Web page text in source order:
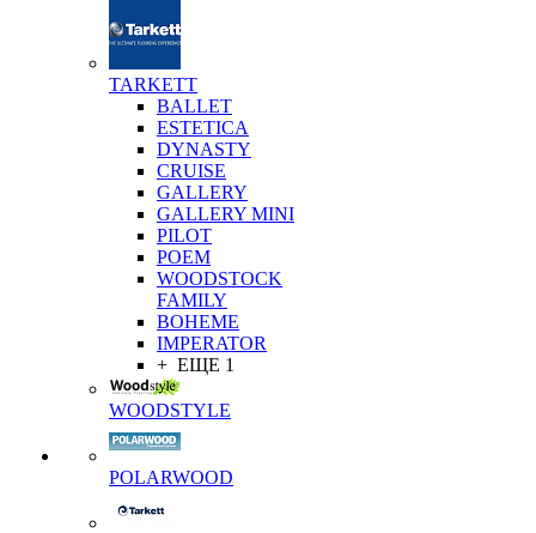
TARKETT
BALLET
ESTETICA
DYNASTY
CRUISE
GALLERY
GALLERY MINI
PILOT
POEM
WOODSTOCK
FAMILY
BOHEME
IMPERATOR
+ ЕЩЕ 1
WOODSTYLE
POLARWOOD